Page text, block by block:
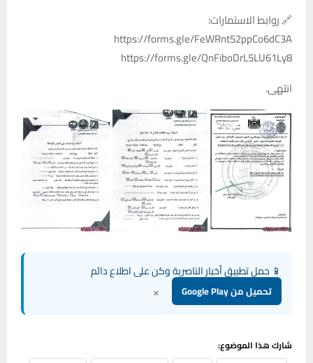
🔗 روابط الاستمارات:
https://forms.gle/FeWRnt52ppCo6dC3A
https://forms.gle/QnFiboDrL5LU61Ly8
انتهى.
📱 حمل تطبيق أخبار الناصرية وكن على اطلاع دائم
تحميل من Google Play ×
شارك هذا الموضوع: